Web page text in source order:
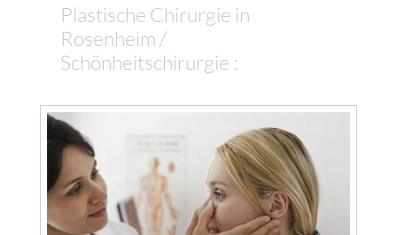
Plastische Chirurgie in
Rosenheim /
Schönheitschirurgie :